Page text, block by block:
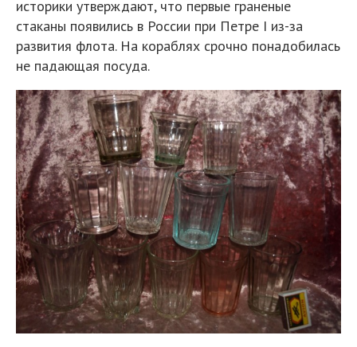
историки утверждают, что первые граненые
стаканы появились в России при Петре I из-за
развития флота. На кораблях срочно понадобилась
не падающая посуда.